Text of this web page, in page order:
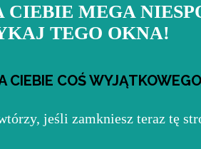
MEGA
TEGO OKNA!
CIEBIE COŚ
jeśli zamkniesz teraz tę